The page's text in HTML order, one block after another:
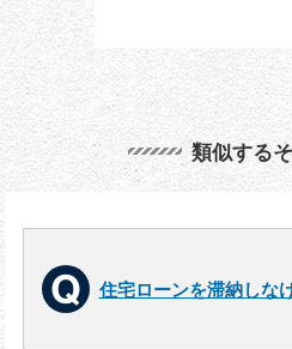
類似する
住宅ローンを滞納しな